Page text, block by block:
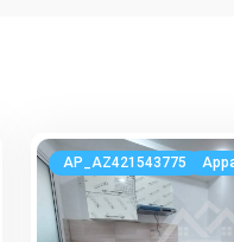
AP_AZ421543775